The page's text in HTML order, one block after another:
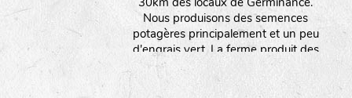
Nous produisons des semences
potagères principalement et un peu
d'engrais vert. La ferme produit des
semences depuis 1996 et s'est
convertie à l'agriculture biologique